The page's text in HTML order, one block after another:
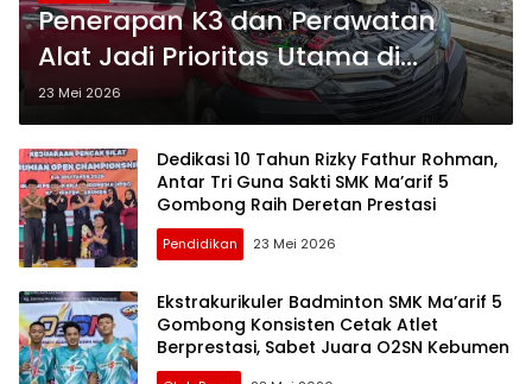
Penerapan K3 dan Perawatan
Alat Jadi Prioritas Utama di
Bengkel TKR SMK Ma’arif 5
Gombong
23 Mei 2026
Dedikasi 10 Tahun Rizky Fathur Rohman,
Antar Tri Guna Sakti SMK Ma’arif 5
Gombong Raih Deretan Prestasi
Pendidikan 23 Mei 2026
Ekstrakurikuler Badminton SMK Ma’arif 5
Gombong Konsisten Cetak Atlet
Berprestasi, Sabet Juara O2SN Kebumen